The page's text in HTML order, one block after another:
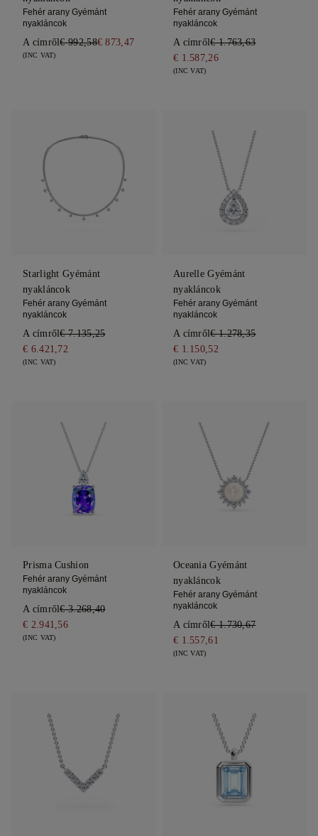
Fehér arany Gyémánt
nyakláncok
A címről€ 992,58€ 873,47
(INC VAT)
Fehér arany Gyémánt
nyakláncok
A címről€ 1.763,63
€ 1.587,26
(INC VAT)
Starlight Gyémánt
nyakláncok
Fehér arany Gyémánt
nyakláncok
A címről€ 7.135,25
€ 6.421,72
(INC VAT)
Aurelle Gyémánt
nyakláncok
Fehér arany Gyémánt
nyakláncok
A címről€ 1.278,35
€ 1.150,52
(INC VAT)
Prisma Cushion
Fehér arany Gyémánt
nyakláncok
A címről€ 3.268,40
€ 2.941,56
(INC VAT)
Oceania Gyémánt
nyakláncok
Fehér arany Gyémánt
nyakláncok
A címről€ 1.730,67
€ 1.557,61
(INC VAT)